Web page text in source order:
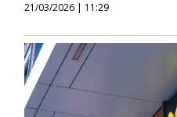
21/03/2026 | 11:29